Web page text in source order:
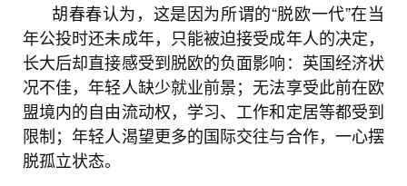
胡春春认为，这是因为所谓的“脱欧一代”在当
年公投时还未成年，只能被迫接受成年人的决定，
长大后却直接感受到脱欧的负面影响：英国经济状
况不佳，年轻人缺少就业前景；无法享受此前在欧
盟境内的自由流动权，学习、工作和定居等都受到
限制；年轻人渴望更多的国际交往与合作，一心摆
脱孤立状态。